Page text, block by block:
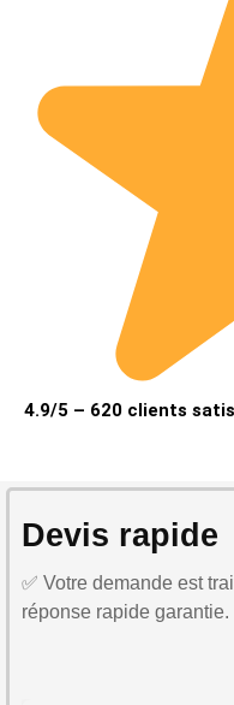
4.9/5 – 620 clients
Devis rapide
✅ Votre demande est
réponse rapide garantie.